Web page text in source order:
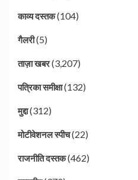
काव्य दस्तक(104)
गैलरी(5)
ताज़ा खबर(3,207)
पत्रिका समीक्षा(132)
मुद्दा(312)
मोटीवेशनल स्पीच(22)
राजनीति दस्तक(462)